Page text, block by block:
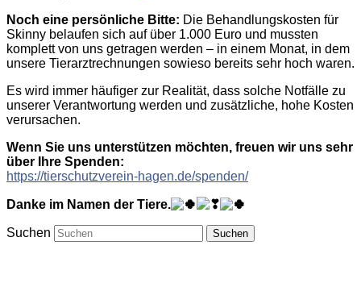
Noch eine persönliche Bitte: Die Behandlungskosten für
Skinny belaufen sich auf über 1.000 Euro und mussten
komplett von uns getragen werden – in einem Monat, in dem
unsere Tierarztrechnungen sowieso bereits sehr hoch waren.
Es wird immer häufiger zur Realität, dass solche Notfälle zu
unserer Verantwortung werden und zusätzliche, hohe Kosten
verursachen.
Wenn Sie uns unterstützen möchten, freuen wir uns sehr
über Ihre Spenden:
https://tierschutzverein-hagen.de/spenden/
Danke im Namen der Tiere.
Suchen